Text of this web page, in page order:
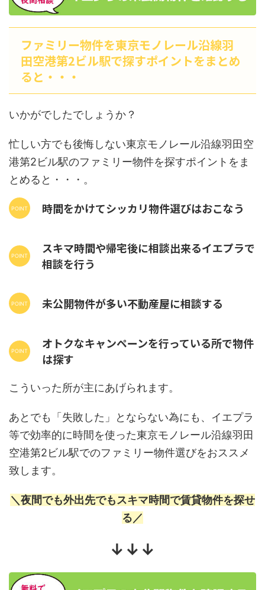
ファミリー物件を東京モノレール沿線羽
田空港第2ビル駅で探すポイントをまとめ
ると・・・
いかがでしたでしょうか？
忙しい方でも後悔しない東京モノレール沿線羽田空
港第2ビル駅のファミリー物件を探すポイントをま
とめると・・・。
時間をかけてシッカリ物件選びはおこなう
スキマ時間や帰宅後に相談出来るイエプラで
相談を行う
未公開物件が多い不動産屋に相談する
オトクなキャンペーンを行っている所で物件
は探す
こういった所が主にあげられます。
あとでも「失敗した」とならない為にも、イエプラ
等で効率的に時間を使った東京モノレール沿線羽田
空港第2ビル駅でのファミリー物件選びをおススメ
致します。
＼夜間でも外出先でもスキマ時間で賃貸物件を探せ
る／
↓↓↓